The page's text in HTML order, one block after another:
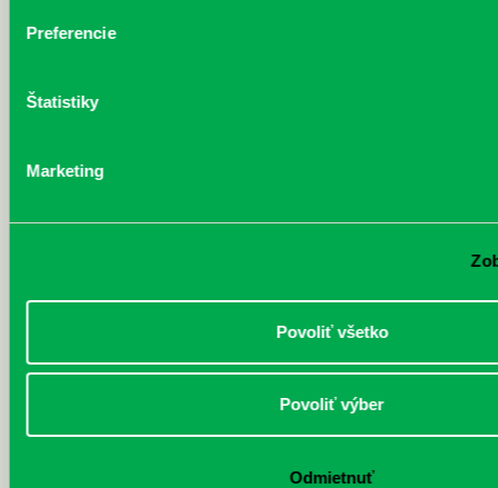
Preferencie
Štatistiky
Marketing
Povoliť všetko
Povoliť výber
Odmietnuť
„Ochlaď sa!“ v petržalskej knižnici